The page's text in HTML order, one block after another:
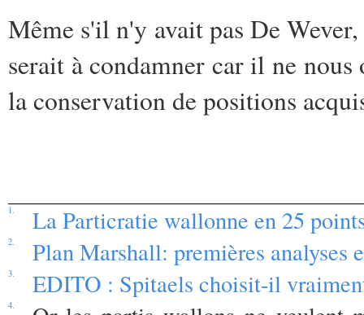
Même s'il n'y avait pas De
serait à condamner car il ne
la conservation de positions
1. La Particratie wallonne en 25
2. Plan Marshall: premières analyses
3. EDITO : Spitaels choisit-il
4.